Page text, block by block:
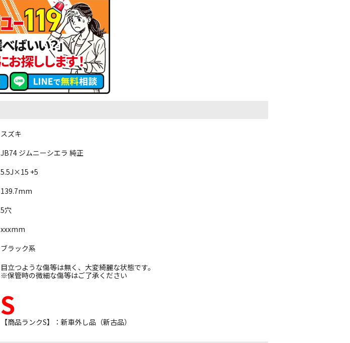
スズキ
JB74 ジムニーシエラ 純正
5.5J×15 +5
139.7mm
5穴
xxxmm
ブラック系
目立つような傷等は無く、大変綺麗な状態です。
※保管時の微細な傷等はご了承ください
S
【商品ランクS】：新車外し品（新古品）